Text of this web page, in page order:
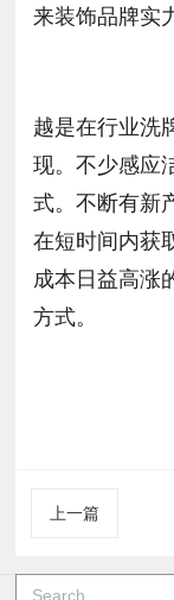
来装饰品牌实
越是在行业洗
现。不少感应
式。不断有新
在短时间内获
成本日益高涨
方式。
上一篇